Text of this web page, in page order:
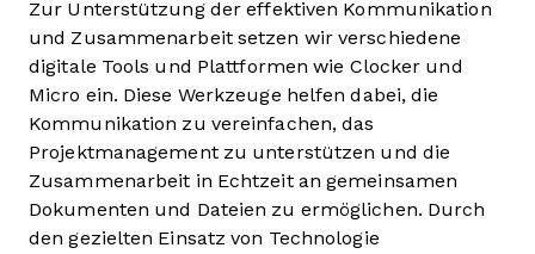
Zur Unterstützung der effektiven Kommunikation
und Zusammenarbeit setzen wir verschiedene
digitale Tools und Plattformen wie Clocker und
Micro ein. Diese Werkzeuge helfen dabei, die
Kommunikation zu vereinfachen, das
Projektmanagement zu unterstützen und die
Zusammenarbeit in Echtzeit an gemeinsamen
Dokumenten und Dateien zu ermöglichen. Durch
den gezielten Einsatz von Technologie